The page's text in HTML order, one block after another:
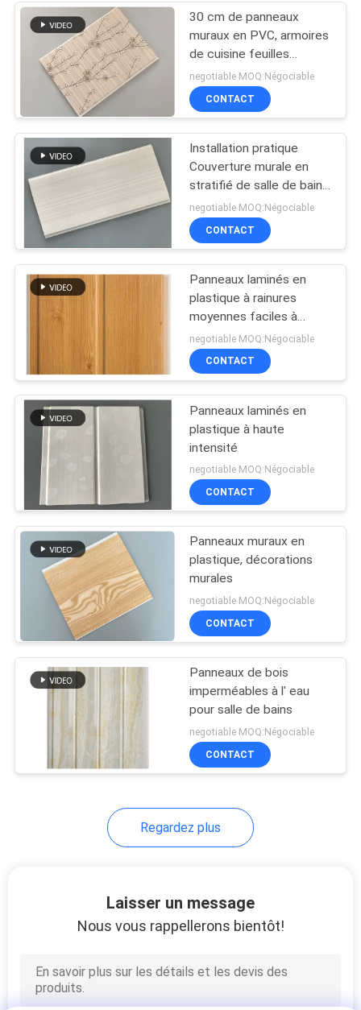
PRIVACY
POLICY
Panneaux de bois
en PVC
Panneaux de PVC
stratifiés
Panneaux de PVC
décoratifs
panneaux de
plafond de PVC
conseil de bordage
de PVC
en PVC
30 cm de panneaux
muraux en PVC, armoires
de cuisine feuilles
laminées non
inflammables
negotiable MOQ:Négociable
CONTACT
Installation pratique
Couverture murale en
stratifié de salle de bain
pour la décoration murale
negotiable MOQ:Négociable
CONTACT
Panneaux laminés en
plastique à rainures
moyennes faciles à
nettoyer 25 cm × 9 mm
negotiable MOQ:Négociable
CONTACT
Panneaux laminés en
plastique à haute
intensité
negotiable MOQ:Négociable
CONTACT
Panneaux muraux en
plastique, décorations
murales
negotiable MOQ:Négociable
CONTACT
Panneaux de bois
imperméables à l' eau
pour salle de bains
negotiable MOQ:Négociable
CONTACT
Regardez plus
Laisser un message
Nous vous rappellerons bientôt!